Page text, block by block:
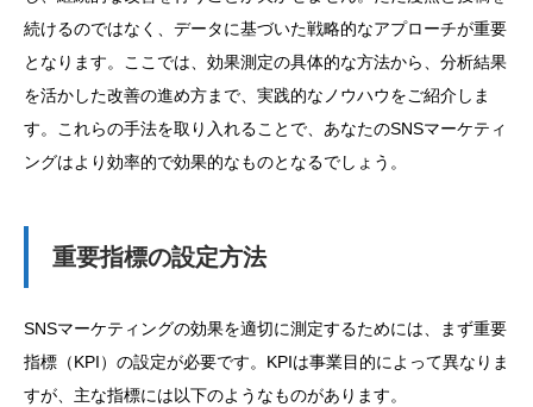
続けるのではなく、データに基づいた戦略的なアプローチが重要
となります。ここでは、効果測定の具体的な方法から、分析結果
を活かした改善の進め方まで、実践的なノウハウをご紹介しま
す。これらの手法を取り入れることで、あなたのSNSマーケティ
ングはより効率的で効果的なものとなるでしょう。
重要指標の設定方法
SNSマーケティングの効果を適切に測定するためには、まず重要
指標（KPI）の設定が必要です。KPIは事業目的によって異なりま
すが、主な指標には以下のようなものがあります。